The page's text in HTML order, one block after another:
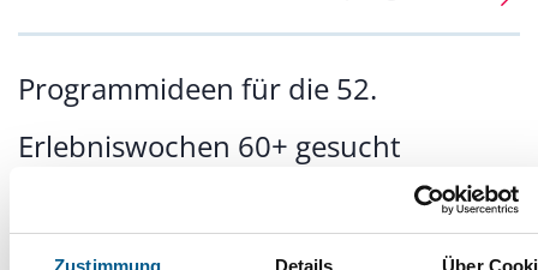
Zustimmung Details Über
Programmideen für die 52.
Erlebniswochen 60+ gesucht
02.02.2026